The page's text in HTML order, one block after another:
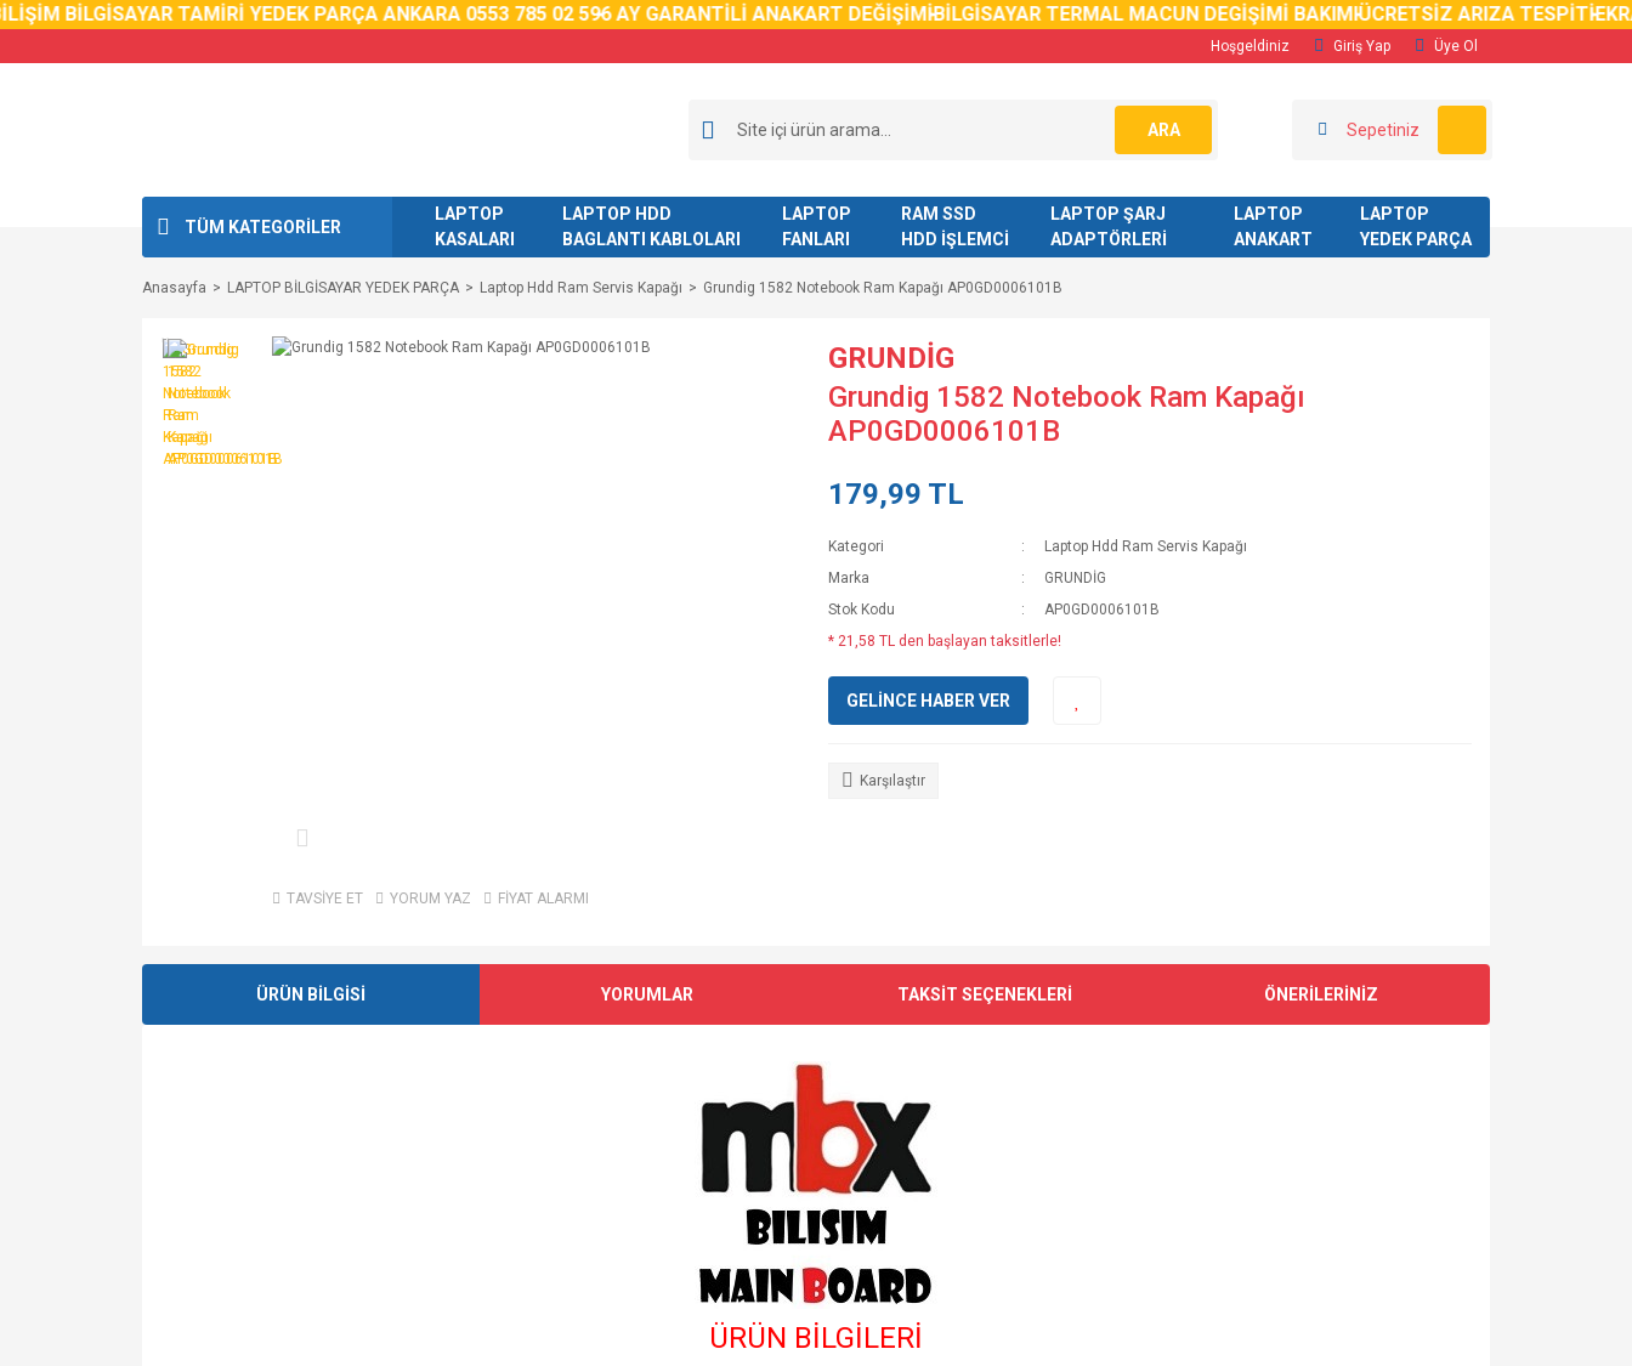
BİLGİSAYAR TAMİRİ YEDEK PARÇA ANKARA 0553 785 02 596 AY GARANTİLİ ANAKART DEĞİŞİMİBİLGİSAYAR TERMAL MACUN DEGİŞİMİ BAKIMIÜCRETSİZ ARIZA TESPİTİ
Hoşgeldiniz Giriş Yap Üye Ol
ARA Sepetiniz
TÜM KATEGORİLER
LAPTOP
KASALARI
LAPTOP HDD
BAGLANTI KABLOLARI
LAPTOP
FANLARI
RAM SSD
HDD İŞLEMCİ
LAPTOP ŞARJ
ADAPTÖRLERİ
LAPTOP
ANAKART
LAPTOP
YEDEK PARÇA
Anasayfa LAPTOP BİLGİSAYAR YEDEK PARÇA Laptop Hdd Ram Servis Kapağı Grundig 1582 Notebook Ram Kapağı AP0GD0006101B
TAVSİYE ET YORUM YAZ FİYAT ALARMI
GRUNDİG
Grundig 1582 Notebook Ram Kapağı
AP0GD0006101B
179,99 TL
Kategori
Laptop Hdd Ram Servis Kapağı
Marka
GRUNDİG
Stok Kodu
AP0GD0006101B
* 21,58 TL den başlayan taksitlerle!
GELİNCE HABER VER
Karşılaştır
ÜRÜN BİLGİSİ YORUMLAR TAKSİT SEÇENEKLERİ ÖNERİLERİNİZ
ÜRÜN BİLGİLERİ